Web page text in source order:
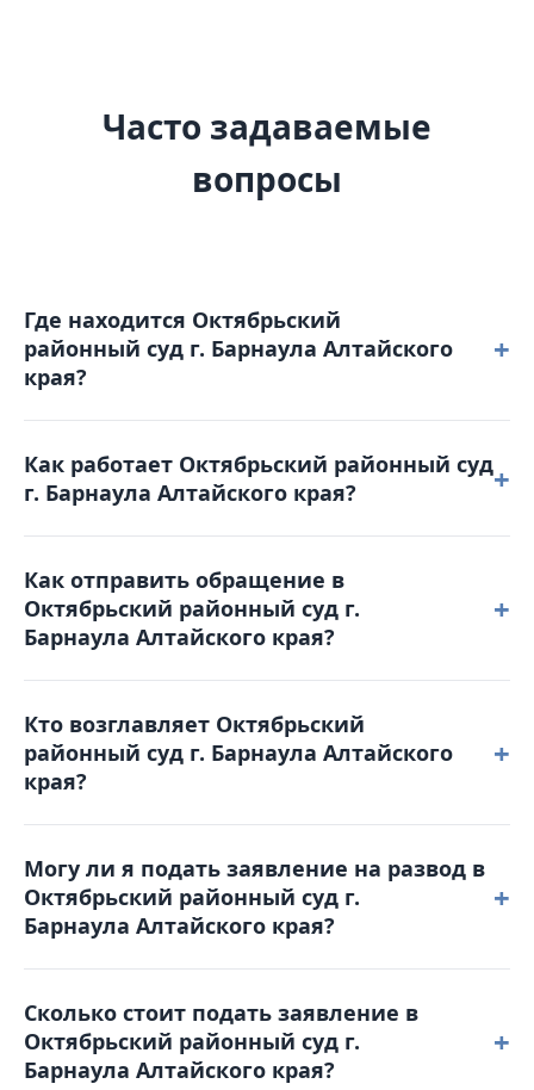
Часто задаваемые
вопросы
Где находится Октябрьский
районный суд г. Барнаула Алтайского
края?
+
края расположен по адресу: 656038, Алтайский
край, г. Барнаул, Бульвар 9 января, д. 19.
Как работает Октябрьский районный суд
г. Барнаула Алтайского края?
+
00 пятница: с 8-00 до 16-00. Обеденный перерыв с
12-00 до 12-48. Выходные дни: суббота,
воскресенье и праздничные дни. График приема
граждан: Прием заявлений осуществляется в
течение рабочего дня.
Как отправить обращение в
Октябрьский районный суд г.
Барнаула Алтайского края?
+
для получения справочной информации или
отправить письмо на электронную почту:
oktabrsky.alt@sudrf.ru или воспользоваться
порталом Online-Sud.ru.
Кто возглавляет Октябрьский
районный суд г. Барнаула Алтайского
края?
+
Васильевич.
Могу ли я подать заявление на развод в
Октябрьский районный суд г.
Барнаула Алтайского края?
+
Барнаула Алтайского края не только можно, но в
определенных случаях — это единственный
возможный способ.
Сколько стоит подать заявление в
Октябрьский районный суд г.
Барнаула Алтайского края?
+